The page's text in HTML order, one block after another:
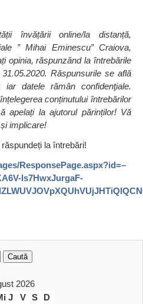
învățării online/la distanță,
” Mihai Eminescu” Craiova,
opinia, răspunzând la întrebările
Răspunsurile se află
iar datele rămân confidenţiale.
conținutului întrebărilor
apelați la ajutorul părinților! Vă
implicare!
la întrebări!
ResponsePage.aspx?id=–
ls7HwxJurgaF-
2026
J V S
D